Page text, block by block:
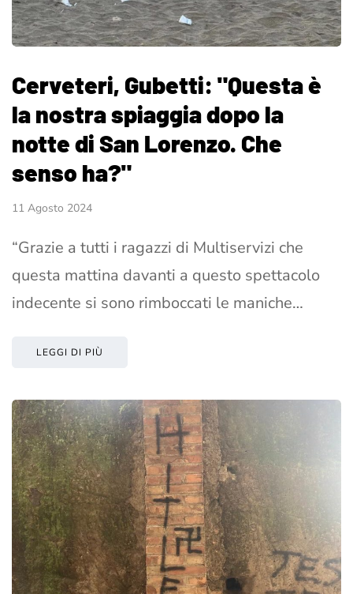
Cerveteri, Gubetti: "Questa è
la nostra spiaggia dopo la
notte di San Lorenzo. Che
senso ha?"
11 Agosto 2024
“Grazie a tutti i ragazzi di Multiservizi che
questa mattina davanti a questo spettacolo
indecente si sono rimboccati le maniche…
LEGGI DI PIÙ